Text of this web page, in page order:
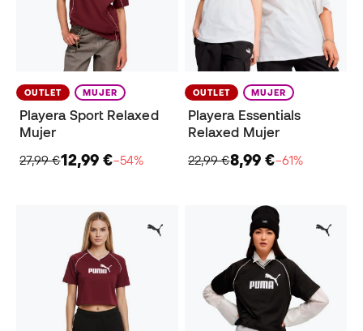
OUTLET MUJER
Playera Sport Relaxed
Mujer
27,99 €12,99 €−54%
OUTLET MUJER
Playera Essentials
Relaxed Mujer
22,99 €8,99 €−61%